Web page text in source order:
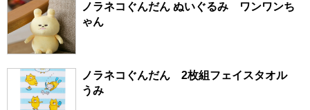
ノラネコぐんだん ぬいぐるみ ワンワンち
ゃん
ノラネコぐんだん 2枚組フェイスタオル
うみ